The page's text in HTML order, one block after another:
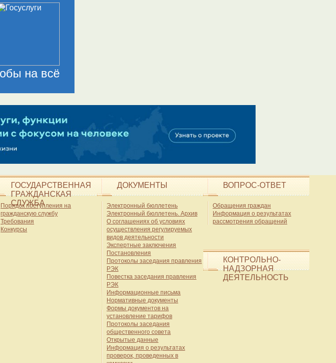
ГОСУДАРСТВЕННАЯ
ГРАЖДАНСКАЯ
СЛУЖБА
Порядок поступления на
гражданскую службу
Требования
Конкурсы
ДОКУМЕНТЫ
Электронный бюллетень
Электронный бюллетень. Архив
О соглашениях об условиях
осуществления регулируемых
видов деятельности
Экспертные заключения
Постановления
Протоколы заседания правления
РЭК
Повестка заседания правления
РЭК
Информационные письма
Нормативные документы
Формы документов на
установление тарифов
Протоколы заседания
общественного совета
Открытые данные
Информация о результатах
проверок, проведенных в
ВОПРОС-ОТВЕТ
Обращения граждан
Информация о результатах
рассмотрения обращений
КОНТРОЛЬНО-
НАДЗОРНАЯ
ДЕЯТЕЛЬНОСТЬ